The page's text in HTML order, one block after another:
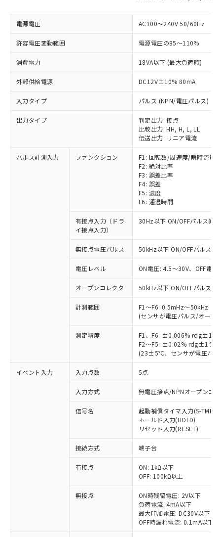
電源電圧 AC100～240V 50/60Hz
許容電圧変動範囲 電源電圧の85～110%
消費電力 18VA以下 (最大負荷時)
外部供給電源 DC12V±10% 80mA
入力タイプ パルス (NPN/電圧パルス)
出力タイプ
判定出力: 接点
比較出力: HH, H, L, LL
伝送出力: リニア電流
パルス計測入力 ファンクション
F1: 回転数/周速度/瞬時流量
F2: 絶対比率
F3: 誤差比率
F4: 誤差
F5: 濃度
F6: 通過時間
有接点入力（ドラ
イ接点入力）
30Hz以下 ON/OFFパルス幅
無接点電圧パルス 50kHz以下 ON/OFFパルス幅
電圧レベル ON電圧: 4.5～30V、OFF電
オープンコレクタ 50kHz以下 ON/OFFパルス幅
計測範囲
F1～F6: 0.5mHz～50kHz
(センサが電圧パルス/オープ
測定精度
F1、F6: ±0.006% rdg±1デ
F2～F5: ±0.02% rdg±1ディ
(23±5℃、センサが電圧パル
イベント入力 入力点数 5点
入力方式 無電圧接点/NPNオープンコ
信号名
起動補償タイマ入力(S-TMR)
ホールド入力(HOLD)
リセット入力(RESET)
接続方式 端子台
有接点
ON: 1kΩ以下
OFF: 100kΩ以上
無接点
ON時残留電圧: 2V以下
負荷電流: 4mA以下
最大印加電圧: DC30V以下
OFF時漏れ電流: 0.1mA以下
ご利用条件
以下の条件をお読みいただき、同意のうえ
対応済み：EU RoHS指令（10物質）の
非含有に対応した製品が提供可能な商品で
対応予定：EU RoHS指令（10物質）の非含
有に対応した製品に切り替える予定のある
対応予定なし：EU RoHS指令（10物質）の
非含有に非対応の商品で、対応品を出す予